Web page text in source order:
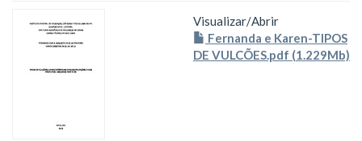
Visualizar/Abrir
Fernanda e Karen-TIPOS
DE VULCÕES.pdf (1.229Mb)